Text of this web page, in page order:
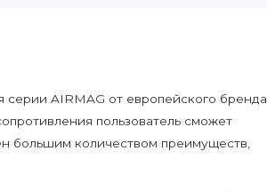
AIRMAG от европейского бренда
пользователь сможет
большим количеством преимуществ,